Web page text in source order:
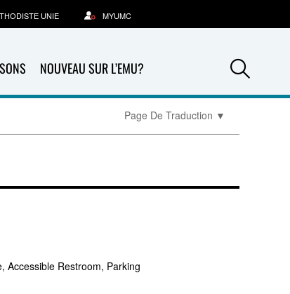
NOUVEAU SUR L’EMU?
UNIE MYUMC
Page De Traduction ▼
Accessible Restroom, Parking